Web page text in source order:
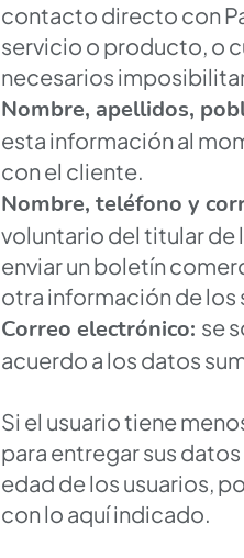
contacto directo con
servicio o producto, o
necesarios
Nombre, apellidos,
esta información al
con el cliente.
Nombre, teléfono y
voluntario del titular de
enviar un boletín
otra información de
Correo electrónico: se
acuerdo a los datos
Si el usuario tiene
para entregar sus
edad de los usuarios,
con lo aquí indicado.